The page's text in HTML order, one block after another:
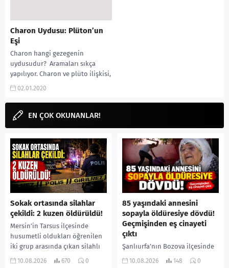
Charon Uydusu: Plüton’un
Eşi
Charon hangi gezegenin
uydusudur? Aramaları sıkça
yapılıyor. Charon ve plüto ilişkisi,
Güneş Sistemi’nde çift gezegen
okunuşu, özellikleri,...
02.01.2020
EN ÇOK OKUNANLAR!
Sokak ortasında silahlar
çekildi: 2 kuzen öldürüldü!
Mersin’in Tarsus ilçesinde
husumetli oldukları öğrenilen
iki grup arasında çıkan silahlı
kavgada iki kuzen yaşamını
10.08.2026 670 0
85 yaşındaki annesini
sopayla öldüresiye dövdü!
Geçmişinden eş cinayeti
çıktı
Şanlıurfa’nın Bozova ilçesinde
85 yaşındaki İslim Yaprak, 53
10.08.2026 148 0